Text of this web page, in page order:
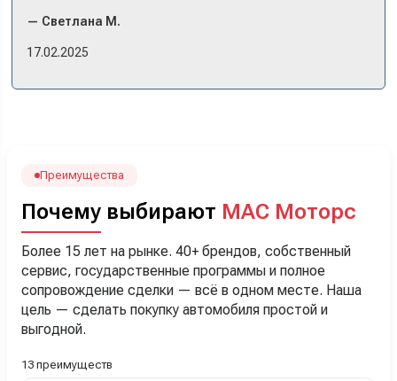
примериться. Нам тут недалеко, пришли в салон - и в тот
же день купили машину! Неожиданно, но довольны! Все
менеджеру Сергею, профессионал своего дела!
— Светлана М.
17.02.2025
Преимущества
Почему выбирают МАС Моторс
Более 15 лет на рынке. 40+ брендов, собственный
сервис, государственные программы и полное
сопровождение сделки — всё в одном месте. Наша
цель — сделать покупку автомобиля простой и
выгодной.
13 преимуществ